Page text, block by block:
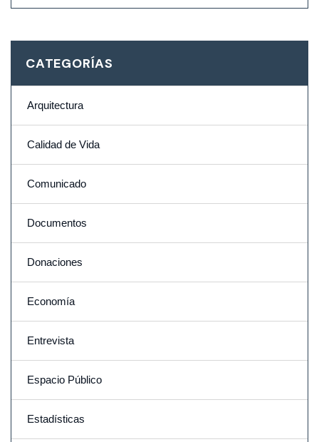
CATEGORÍAS
Arquitectura
Calidad de Vida
Comunicado
Documentos
Donaciones
Economía
Entrevista
Espacio Público
Estadísticas